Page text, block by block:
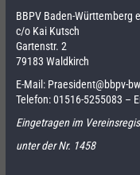
BBPV Baden-Württemberg
c/o Kai Kutsch
Gartenstr. 2
79183 Waldkirch
E-Mail: Praesident@bbpv-
Telefon:01516-5255083 –
Eingetragen im
unter der Nr. 1458